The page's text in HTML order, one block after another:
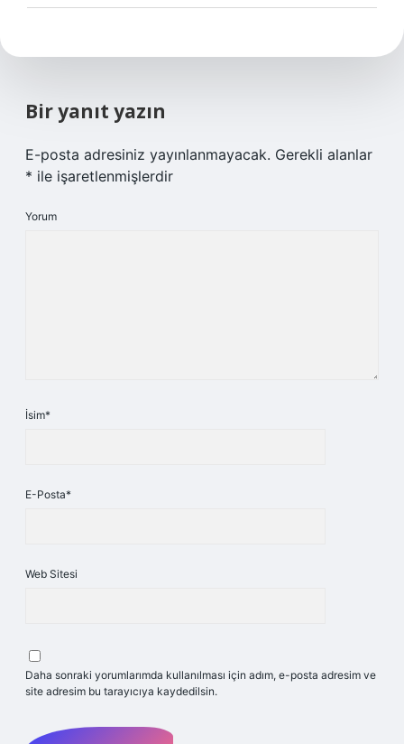
Bir yanıt yazın
E-posta adresiniz yayınlanmayacak. Gerekli alanlar
* ile işaretlenmişlerdir
Yorum
İsim*
E-Posta*
Web Sitesi
Daha sonraki yorumlarımda kullanılması için adım, e-posta adresim ve
site adresim bu tarayıcıya kaydedilsin.